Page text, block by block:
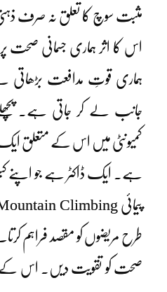
مثبت سوچ کا تعلق نہ صرف
اس کا اثر ہماری جسمانی
ہماری قوتِ مدافعت بڑھاتی
جانب لے کر جاتی ہے۔
کمیونٹی میں اس کے متعلق ایک
ہے۔ ایک ڈاکٹر ہے جو اپنے
طرح مریضوں کو مقصد فراہم
صحت کو تقویت دیں۔ اس کے